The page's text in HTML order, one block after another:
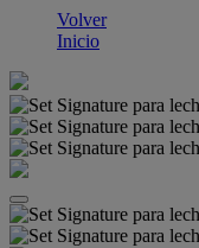
Volver
Inicio